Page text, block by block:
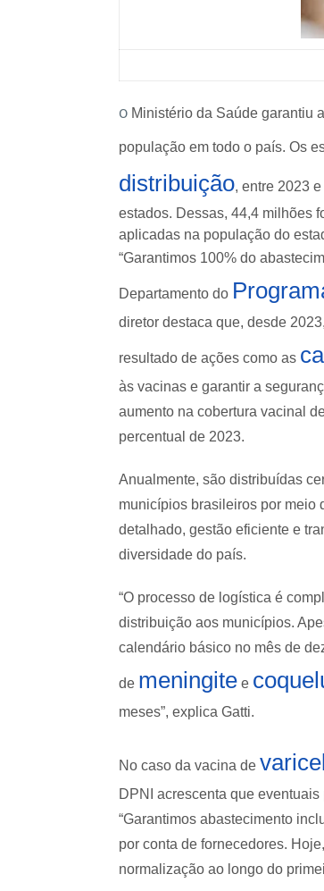
O Ministério da Saúde garantiu
população em todo o país. Os
distribuição, entre 2023
estados. Dessas, 44,4 milhões
aplicadas na população do
“Garantimos 100% do
Departamento do
diretor destaca que, desde
resultado de ações como as
às vacinas e garantir a
aumento na cobertura vacinal
percentual de 2023.
Anualmente, são distribuídas
municípios brasileiros por meio
detalhado, gestão eficiente e
diversidade do país.
“O processo de logística é
distribuição aos municípios.
calendário básico no mês de
de meningite e
meses”, explica Gatti.
No caso da vacina de
DPNI acrescenta que
“Garantimos abastecimento
por conta de fornecedores.
normalização ao longo do